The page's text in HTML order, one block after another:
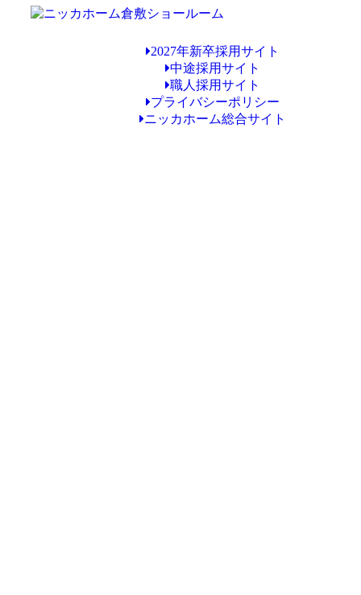
2027年新卒採用サイト
中途採用サイト
職人採用サイト
プライバシーポリシー
ニッカホーム総合サイト